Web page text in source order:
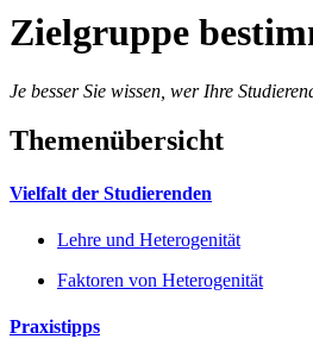
Zielgruppe
Je besser Sie wissen, wer Ihre
Themenübersicht
Vielfalt der Studierenden
Lehre und Heterogenität
Faktoren von Heterogenität
Praxistipps